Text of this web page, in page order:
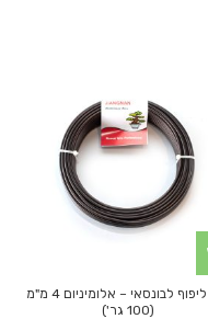
חוט ליפוף לבונסאי – אלומיניום 4 מ"מ
(100 גר')